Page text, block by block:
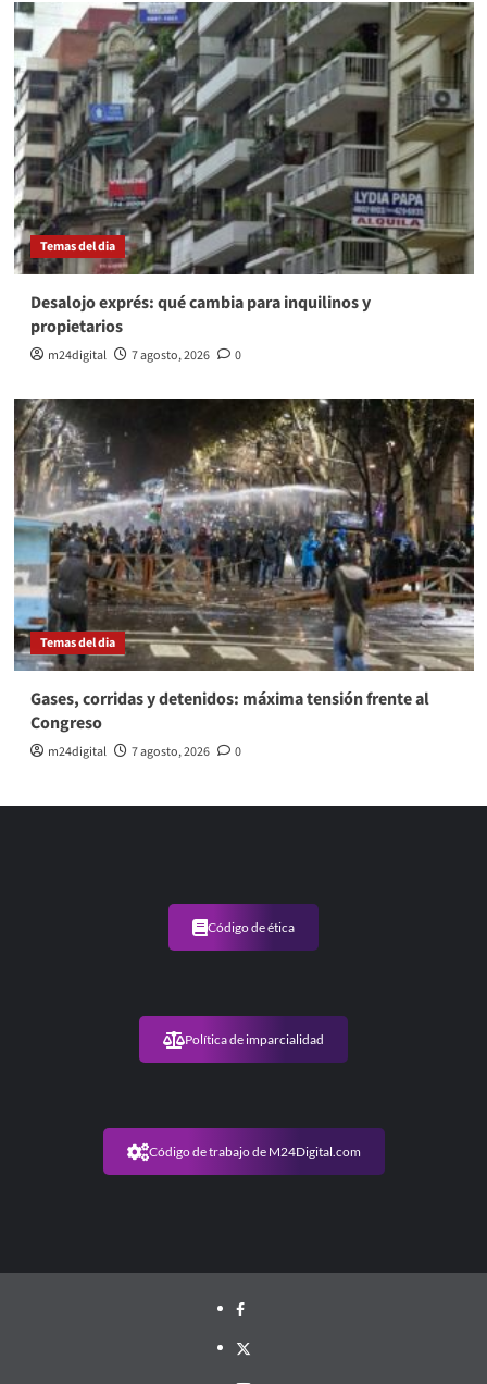
Temas del dia
Desalojo exprés: qué cambia para inquilinos y
propietarios
m24digital 7 agosto, 2026 0
Temas del dia
Gases, corridas y detenidos: máxima tensión frente al
Congreso
m24digital 7 agosto, 2026 0
Código de ética
Política de imparcialidad
Código de trabajo de M24Digital.com